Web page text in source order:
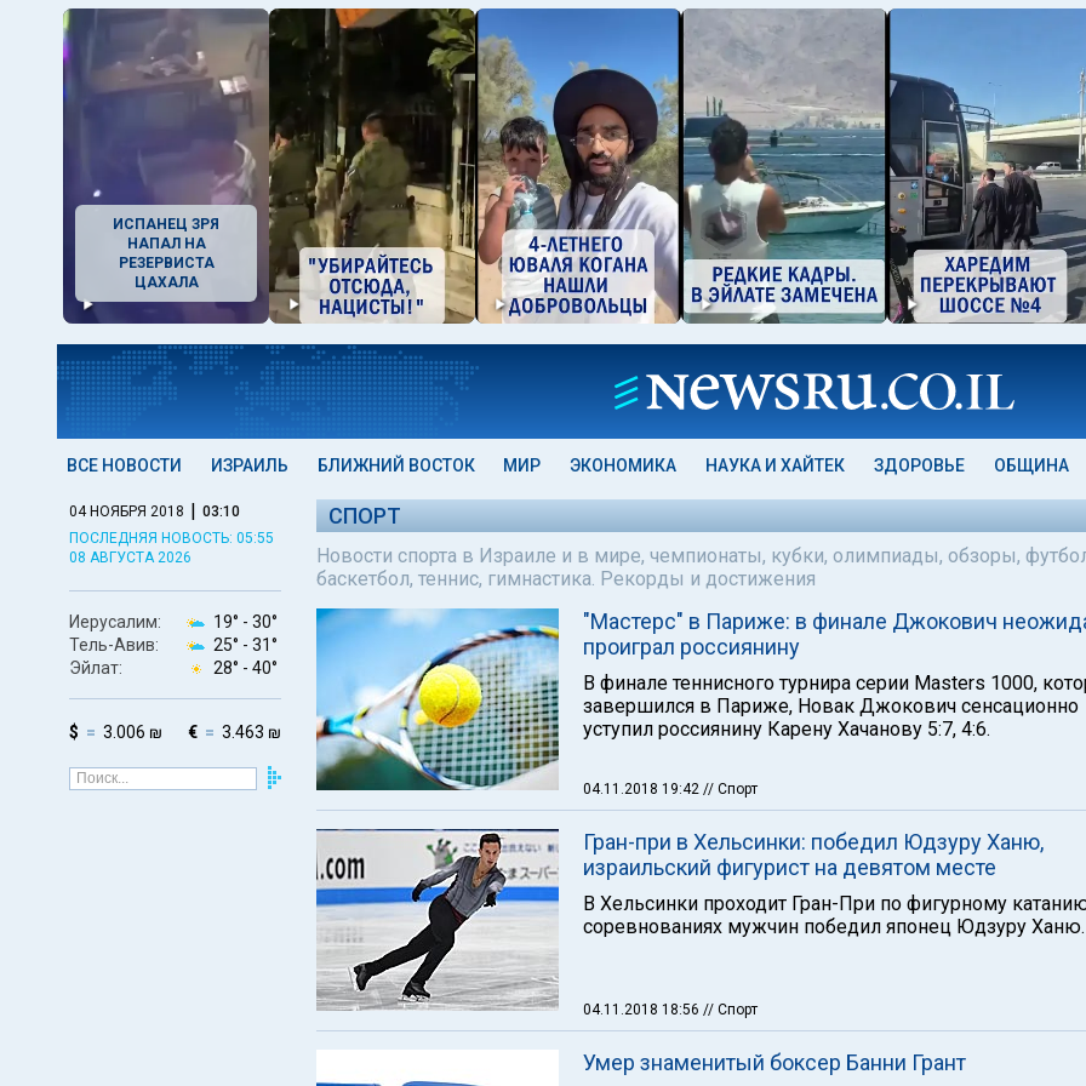
ИСПАНЕЦ ЗРЯ
НАПАЛ НА
РЕЗЕРВИСТА
ЦАХАЛА
ВСЕ НОВОСТИ ИЗРАИЛЬ БЛИЖНИЙ ВОСТОК МИР ЭКОНОМИКА НАУКА И ХАЙТЕК ЗДОРОВЬЕ ОБЩИНА
04 НОЯБРЯ 2018 | 03:10
ПОСЛЕДНЯЯ НОВОСТЬ: 05:55
08 АВГУСТА 2026
Иерусалим: 19° - 30°
Тель-Авив:
25° - 31°
Эйлат:
28° - 40°
$ 3.006 ₪ € 3.463 ₪
СПОРТ
Новости спорта в Израиле и в мире, чемпионаты, кубки, олимпиады, обзоры,
баскетбол, теннис, гимнастика. Рекорды и достижения
"Мастерс" в Париже: в финале Джокович
проиграл россиянину
В финале теннисного турнира серии Masters 1000,
завершился в Париже, Новак Джокович сенсационно
уступил россиянину Карену Хачанову 5:7, 4:6.
04.11.2018 19:42 // Спорт
Гран-при в Хельсинки: победил Юдзуру Ханю,
израильский фигурист на девятом месте
В Хельсинки проходит Гран-При по фигурному
соревнованиях мужчин победил японец Юдзуру Ханю.
04.11.2018 18:56 // Спорт
Умер знаменитый боксер Банни Грант